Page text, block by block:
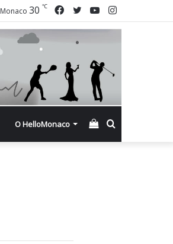
Instagram
YouTube
Twitter
Facebook
Monaco 30 ℃
О HelloMonaco Смотреть